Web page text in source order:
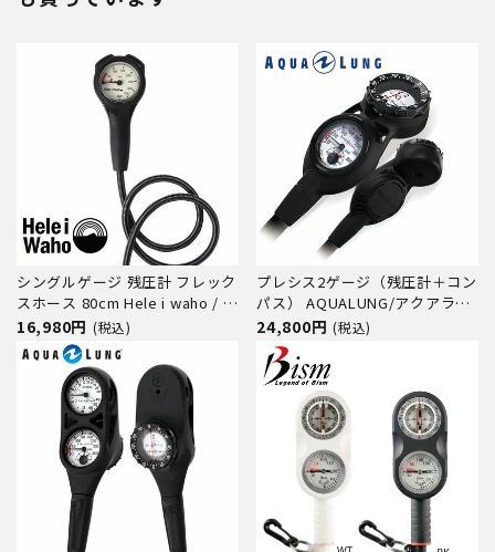
シングルゲージ 残圧計 フレック
スホース 80cm Hele i waho / ヘ
レイワホ ダイビング 重器材 海
スキューバダイビング 軽量モデ
ル 軽い コンパクト 小さい 丈夫
耐久性
16,980円 (税込)
プレシス2ゲージ（残圧計＋コン
パス） AQUALUNG/アクアラン
グ ２ゲージ 水温計付
24,800円 (税込)